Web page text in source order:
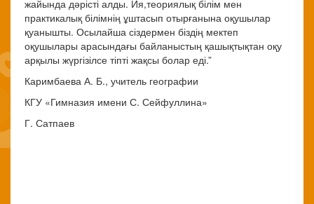
жайында дәрісті алды. Ия,теориялық білім мен
практикалық білімнің ұштасып отырғанына оқушылар
қуанышты. Осылайша сіздермен біздің мектеп
оқушылары арасындағы байланыстың қашықтықтан оқу
арқылы жүргізілсе тіпті жақсы болар еді.”
Каримбаева А. Б., учитель географии
КГУ «Гимназия имени С. Сейфуллина»
Г. Сатпаев